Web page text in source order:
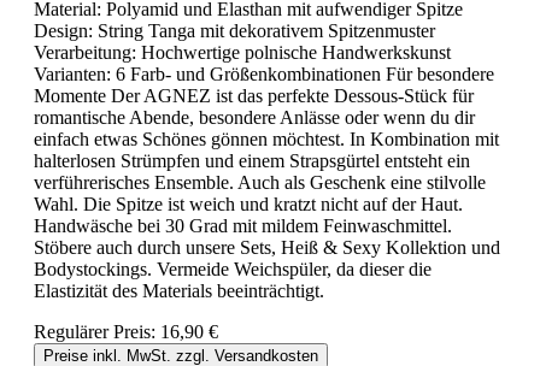
Material: Polyamid und Elasthan mit aufwendiger Spitze
Design: String Tanga mit dekorativem Spitzenmuster
Verarbeitung: Hochwertige polnische Handwerkskunst
Varianten: 6 Farb- und Größenkombinationen Für besondere
Momente Der AGNEZ ist das perfekte Dessous-Stück für
romantische Abende, besondere Anlässe oder wenn du dir
einfach etwas Schönes gönnen möchtest. In Kombination mit
halterlosen Strümpfen und einem Strapsgürtel entsteht ein
verführerisches Ensemble. Auch als Geschenk eine stilvolle
Wahl. Die Spitze ist weich und kratzt nicht auf der Haut.
Handwäsche bei 30 Grad mit mildem Feinwaschmittel.
Stöbere auch durch unsere Sets, Heiß & Sexy Kollektion und
Bodystockings. Vermeide Weichspüler, da dieser die
Elastizität des Materials beeinträchtigt.
Regulärer Preis: 16,90 €
Preise inkl. MwSt. zzgl. Versandkosten